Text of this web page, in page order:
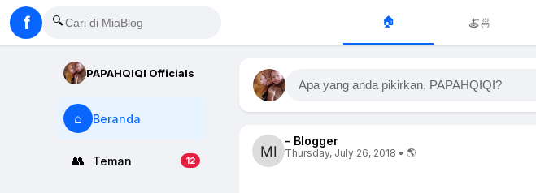
f 🔍 🏠 🍝🍜
PAPAHQIQI Officials
⌂ Beranda
👥 Teman 12
Apa yang anda pikirkan, PAPAHQIQI?
- Blogger
Thursday, July 26, 2018 • 🌎